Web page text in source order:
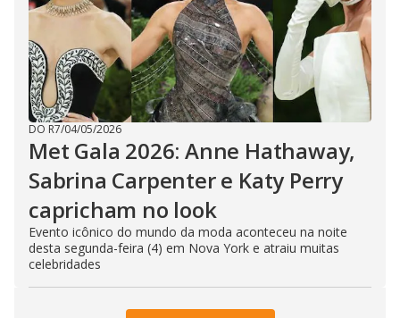
DO R7/04/05/2026
Met Gala 2026: Anne Hathaway,
Sabrina Carpenter e Katy Perry
capricham no look
Evento icônico do mundo da moda aconteceu na noite
desta segunda-feira (4) em Nova York e atraiu muitas
celebridades